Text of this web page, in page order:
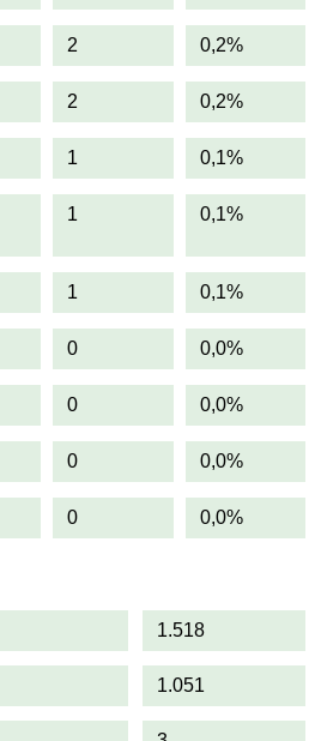
2 0,2%
2 0,2%
1 0,1%
1 0,1%
1 0,1%
0 0,0%
0 0,0%
0 0,0%
0 0,0%
1.518
1.051